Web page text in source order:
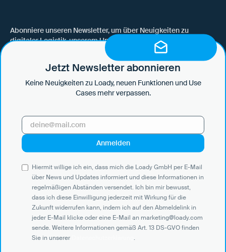
Abonniere unseren Newsletter, um über Neuigkeiten zu
digitaler Logistik, unserem Unternehmen, neuen Funktionen
und Use Cases auf dem Laufenden zu bleiben.
Hiermit willige ich ein, dass mich die Loady GmbH per E-Mail über
News und Updates informiert und diese Informationen in
regelmäßigen Abständen versendet. Ich bin mir bewusst, dass ich
diese Einwilligung jederzeit mit Wirkung für die Zukunft widerrufen
E-Mail an marketing@loady.com sende. Weitere Informationen
gemäß Art. 13 DS-GVO finden Sie in unsererDatenschutzerklärung
Use Cases
Verlader
Jetzt Newsletter abonnieren
Keine Neuigkeiten zu Loady, neuen Funktionen und Use
Cases mehr verpassen.
Hiermit willige ich ein, dass mich die Loady GmbH per E-Mail
über News und Updates informiert und diese Informationen in
regelmäßigen Abständen versendet. Ich bin mir bewusst,
dass ich diese Einwilligung jederzeit mit Wirkung für die
Zukunft widerrufen kann, indem ich auf den Abmeldelink in
jeder E-Mail klicke oder eine E-Mail an marketing@loady.com
sende. Weitere Informationen gemäß Art. 13 DS-GVO finden
Sie in unserer
.